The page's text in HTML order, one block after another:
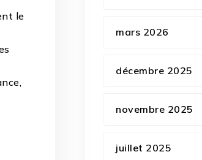
le
mars 2026
décembre 2025
novembre 2025
juillet 2025